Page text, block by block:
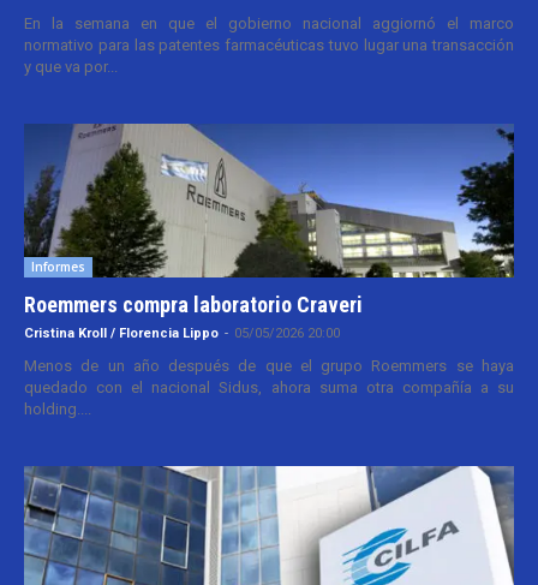
En la semana en que el gobierno nacional aggiornó el marco
normativo para las patentes farmacéuticas tuvo lugar una transacción
y que va por...
Informes
Roemmers compra laboratorio Craveri
Cristina Kroll / Florencia Lippo - 05/05/2026 20:00
Menos de un año después de que el grupo Roemmers se haya
quedado con el nacional Sidus, ahora suma otra compañía a su
holding....